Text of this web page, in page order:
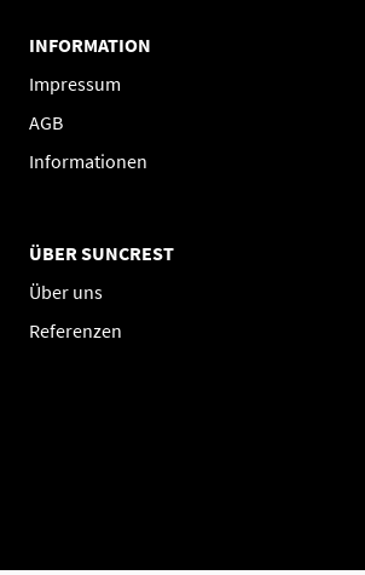
INFORMATION
Impressum
AGB
Informationen
ÜBER SUNCREST
Über uns
Referenzen